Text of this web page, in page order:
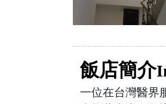
飯店簡介
一位在台灣醫界